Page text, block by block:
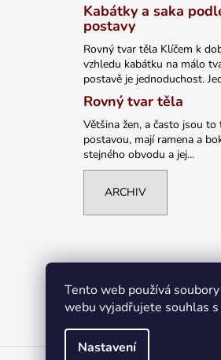
Tento web používá
webu vyjadřujete souhlas
Nastavení
Kabátky a saka
postavy
Rovný tvar těla Klíčem k
vzhledu kabátku na málo
postavě je jednoduchost.
Rovný tvar těla
Většina žen, a často jsou to
postavou, mají ramena a
stejného obvodu a jej...
ARCHIV